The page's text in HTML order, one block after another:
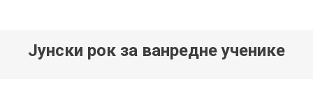
Јунски рок за ванредне ученике